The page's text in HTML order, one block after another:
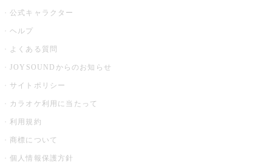
公式キャラクター
ヘルプ
よくある質問
JOYSOUNDからのお知らせ
サイトポリシー
カラオケ利用に当たって
利用規約
商標について
個人情報保護方針